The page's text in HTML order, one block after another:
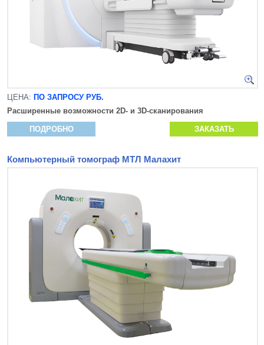
ЦЕНА: ПО ЗАПРОСУ РУБ.
Расширенные возможности 2D- и 3D-сканирования
ПОДРОБНО ЗАКАЗАТЬ
Компьютерный томограф МТЛ Малахит